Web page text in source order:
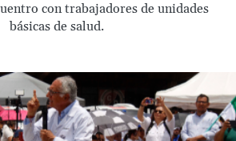
con trabajadores de unidades
básicas de salud.